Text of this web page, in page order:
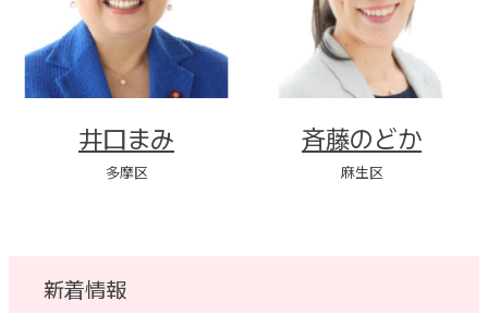
井口まみ
多摩区
斉藤のどか
麻生区
新着情報